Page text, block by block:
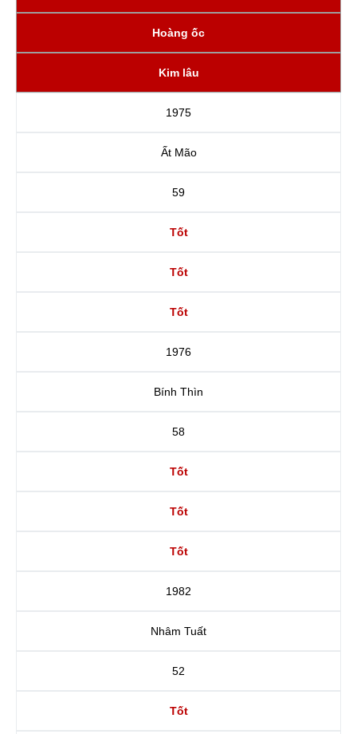
Hoàng ốc
Kim lâu
1975
Ất Mão
59
Tốt
Tốt
Tốt
1976
Bính Thìn
58
Tốt
Tốt
Tốt
1982
Nhâm Tuất
52
Tốt